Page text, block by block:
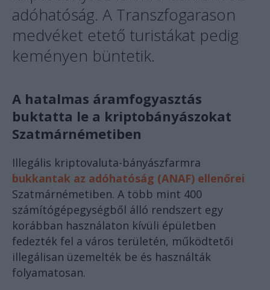
adóhatóság. A Transzfogarason
medvéket etető turistákat pedig
keményen büntetik.
A hatalmas áramfogyasztás
buktatta le a kriptobányászokat
Szatmárnémetiben
Illegális kriptovaluta-bányászfarmra
bukkantak az adóhatóság (ANAF) ellenőrei
Szatmárnémetiben. A több mint 400
számítógépegységből álló rendszert egy
korábban használaton kívüli épületben
fedezték fel a város területén, működtetői
illegálisan üzemelték be és használták
folyamatosan.